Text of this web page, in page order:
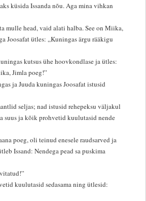
küsida Issanda nõu. Aga mina vihkan
mulle head, vaid alati halba. See on Miika,
Joosafat ütles: „Kuningas ärgu rääkigu
kutsus ühe hoovkondlase ja ütles:
Jimla poeg!”
ja Juuda kuningas Joosafat istusid
seljas; nad istusid rehepeksu väljakul
suus ja kõik prohvetid kuulutasid nende
poeg, oli teinud enesele raudsarved ja
Issand: Nendega pead sa puskima
kuulutasid sedasama ning ütlesid: